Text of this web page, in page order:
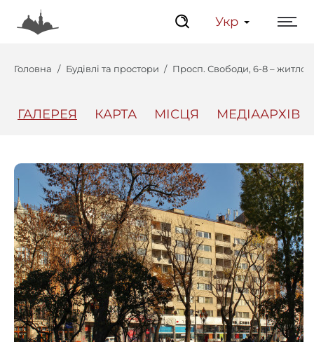
Укр
Головна Будівлі та простори Просп. Свободи, 6-8 –
ГАЛЕРЕЯ КАРТА МІСЦЯ МЕДІААРХІВ